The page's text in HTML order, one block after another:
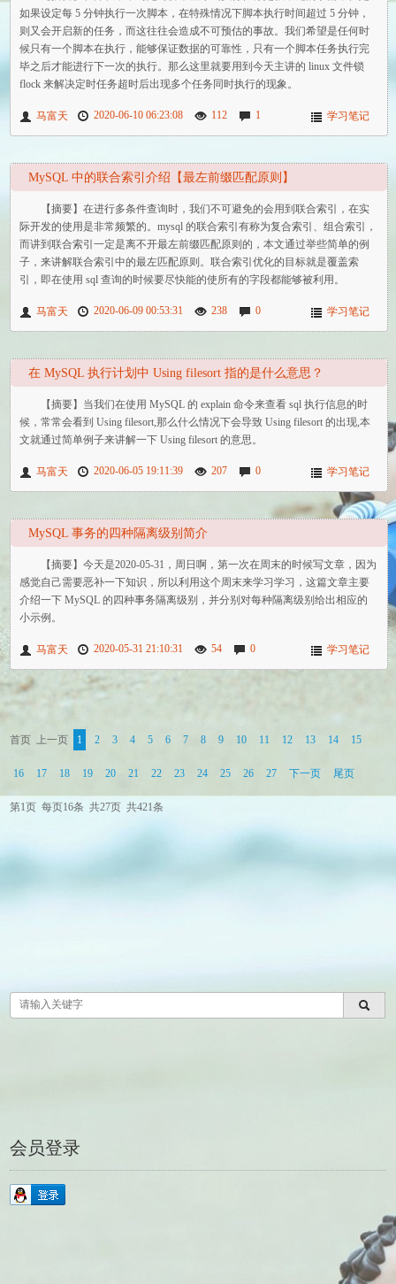
如果设定每 5 分钟执行一次脚本，在特殊情况下脚本执行时间超过 5 分钟，
则又会开启新的任务，而这往往会造成不可预估的事故。我们希望是任何时
候只有一个脚本在执行，能够保证数据的可靠性，只有一个脚本任务执行完
毕之后才能进行下一次的执行。那么这里就要用到今天主讲的 linux 文件锁
flock 来解决定时任务超时后出现多个任务同时执行的现象。
2020-06-10 06:23:08 112 1 学习笔记
马富天
MySQL 中的联合索引介绍【最左前缀匹配原则】
【摘要】在进行多条件查询时，我们不可避免的会用到联合索引，在实
际开发的使用是非常频繁的。mysql 的联合索引有称为复合索引、组合索引，
而讲到联合索引一定是离不开最左前缀匹配原则的，本文通过举些简单的例
子，来讲解联合索引中的最左匹配原则。联合索引优化的目标就是覆盖索
引，即在使用 sql 查询的时候要尽快能的使所有的字段都能够被利用。
2020-06-09 00:53:31 238 0 学习笔记
马富天
在 MySQL 执行计划中 Using filesort 指的是什么意思？
【摘要】当我们在使用 MySQL 的 explain 命令来查看 sql 执行信息的时
候，常常会看到 Using filesort,那么什么情况下会导致 Using filesort 的出现,本
文就通过简单例子来讲解一下 Using filesort 的意思。
2020-06-05 19:11:39 207 0 学习笔记
马富天
MySQL 事务的四种隔离级别简介
【摘要】今天是2020-05-31，周日啊，第一次在周末的时候写文章，因为
感觉自己需要恶补一下知识，所以利用这个周末来学习学习，这篇文章主要
介绍一下 MySQL 的四种事务隔离级别，并分别对每种隔离级别给出相应的
小示例。
2020-05-31 21:10:31 54 0 学习笔记
马富天
首页 上一页 1 2 3 4 5 6 7 8 9 10 11 12 13 14 15
16 17 18 19 20 21 22 23 24 25 26 27 下一页 尾页
第1页 每页16条 共27页 共421条
会员登录